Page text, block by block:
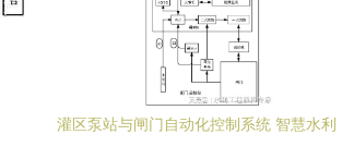
灌区泵站与闸门自动化控制系统 智慧水利